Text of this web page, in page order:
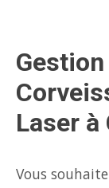
Laser
Vous